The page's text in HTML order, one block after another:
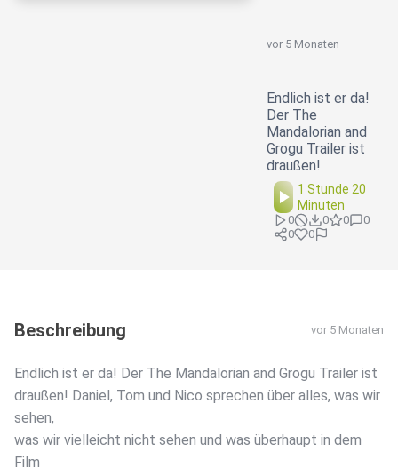
vor 5 Monaten
Endlich ist er da!
Der The
Mandalorian and
Grogu Trailer ist
draußen!
1 Stunde 20
Minuten
0 0 0
0
0
0
Beschreibung vor 5 Monaten
Endlich ist er da! Der The Mandalorian and Grogu Trailer ist
draußen! Daniel, Tom und Nico sprechen über alles, was wir
sehen,
was wir vielleicht nicht sehen und was überhaupt in dem
Film